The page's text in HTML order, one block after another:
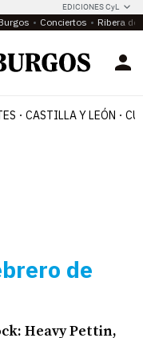
EDICIONES CyL
Conciertos Ribera del
CASTILLA Y LEÓN
de
Heavy Pettin,